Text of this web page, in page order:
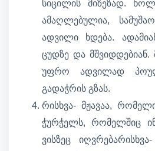
სიცილის მიზეზად.
ამაღლებულია,
ადვილი ხდება.
ცუდზე და მშვიდდებიან.
უფრო ადვილად
გადაჭრის გზას.
რისხვა- მჟავაა,
ჭურჭელს, რომელშიც
ვისზეც